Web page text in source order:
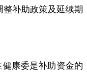
补助政策及延续期
康委是补助资金的